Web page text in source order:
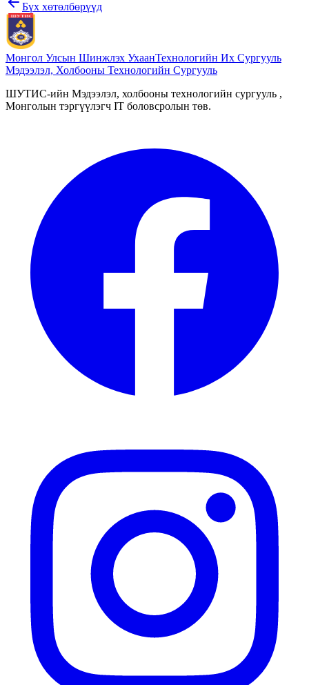
Бүх хөтөлбөрүүд
Монгол Улсын Шинжлэх УхаанТехнологийн Их Сургууль
Мэдээлэл, Холбооны Технологийн Сургууль
ШУТИС-ийн Мэдээлэл, холбооны технологийн сургууль ,
Монголын тэргүүлэгч IT боловсролын төв.